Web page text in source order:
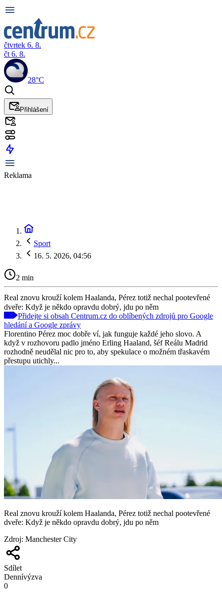
čtvrtek 6. 8.
čt 6. 8.
28°C
Přihlášení
Reklama
Sport
16. 5. 2026, 04:56
2 min
Real znovu krouží kolem Haalanda, Pérez totiž nechal pootevřené
dveře: Když je někdo opravdu dobrý, jdu po něm
Přidejte si obsah Centrum.cz do oblíbených zdrojů pro Google
hledání a Google zprávy
Florentino Pérez moc dobře ví, jak funguje každé jeho slovo. A
když v rozhovoru padlo jméno Erling Haaland, šéf Reálu Madrid
rozhodně neudělal nic pro to, aby spekulace o možném třaskavém
přestupu utichly...
Real znovu krouží kolem Haalanda, Pérez totiž nechal pootevřené
dveře: Když je někdo opravdu dobrý, jdu po něm
Zdroj: Manchester City
Sdílet
Dennívýzva
0